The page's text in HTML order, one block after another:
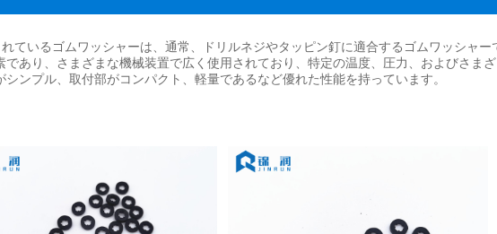
ているゴムワッシャーは、通常、ドリルネジやタッピン釘に適合するゴムワッシャ
あり、さまざまな機械装置で広く使用されており、特定の温度、圧力、およびさま
ンプル、取付部がコンパクト、軽量であるなど優れた性能を持っています。